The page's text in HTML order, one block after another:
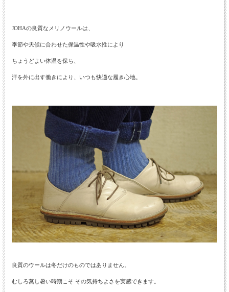
JOHAの良質なメリノウールは、
季節や天候に合わせた保温性や吸水性により
ちょうどよい体温を保ち、
汗を外に出す働きにより、いつも快適な履き心地。
良質のウールは冬だけのものではありません。
むしろ蒸し暑い時期こそ その気持ちよさを実感できます。